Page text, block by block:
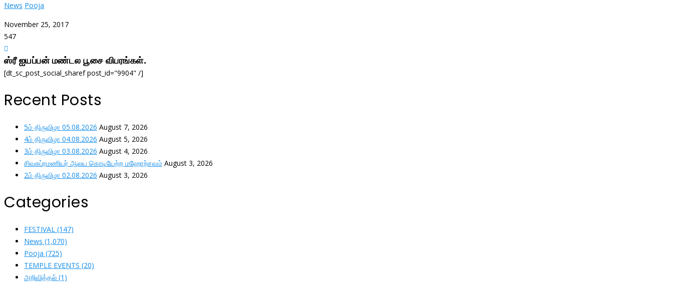
News Pooja
November 25, 2017
547
ஸ்ரீ ஐயப்பன் மண்டல பூசை விபரங்கள்.
[dt_sc_post_social_sharef post_id="9904" /]
Recent Posts
5ம் திருவிழா 05.08.2026 August 7, 2026
4ம் திருவிழா 04.08.2026 August 5, 2026
3ம் திருவிழா 03.08.2026 August 4, 2026
சிவசுப்ரமணியர் ஆலய கொடியேற்ற மஹோற்சவம் August 3, 2026
2ம் திருவிழா 02.08.2026 August 3, 2026
Categories
FESTIVAL (147)
News (1,070)
Pooja (725)
TEMPLE EVENTS (20)
அறிவித்தல் (1)